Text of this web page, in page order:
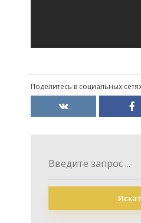
Поделитесь в социальных